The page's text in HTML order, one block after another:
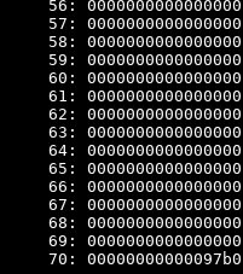
56:
57:
58:
59:
60:
61:
62:
63:
64:
65:
66:
67:
68:
69:
70: